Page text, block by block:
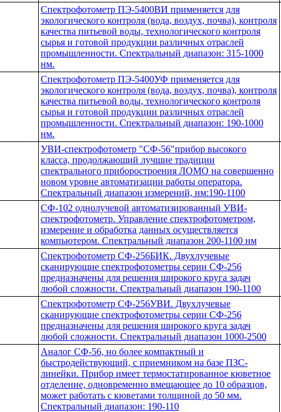
Спектрофотометр ПЭ-5400ВИ применяется для
экологического контроля (вода, воздух, почва), контроля
качества питьевой воды, технологического контроля
сырья и готовой продукции различных отраслей
промышленности. Спектральный диапазон: 315-1000
нм.
Спектрофотометр ПЭ-5400УФ применяется для
экологического контроля (вода, воздух, почва), контроля
качества питьевой воды, технологического контроля
сырья и готовой продукции различных отраслей
промышленности. Спектральный диапазон: 190-1000
нм.
УВИ-спектрофотометр "СФ-56"прибор высокого
класса, продолжающий лучшие традиции
спектрального приборостроения ЛОМО на совершенно
новом уровне автоматизации работы оператора.
Спектральный диапазон измерений, нм:190-1100
СФ-102 однолучевой автоматизированный УВИ-
спектрофотометр. Управление спектрофотометром,
измерение и обработка данных осуществляется
компьютером. Спектральный диапазон 200-1100 нм
Спектрофотометр СФ-256БИК. Двухлучевые
сканирующие спектрофотометры серии СФ-256
предназначены для решения широкого круга задач
любой сложности. Спектральный диапазон 190-1100
Спектрофотометр СФ-256УВИ. Двухлучевые
сканирующие спектрофотометры серии СФ-256
предназначены для решения широкого круга задач
любой сложности. Спектральный диапазон 1000-2500
Аналог СФ-56, но более компактный и
быстродействующий, с приемником на базе ПЗС-
линейки. Прибор имеет термостатированное кюветное
отделение, одновременно вмещающее до 10 образцов,
может работать с кюветами толщиной до 50 мм.
Спектральный диапазон: 190-110